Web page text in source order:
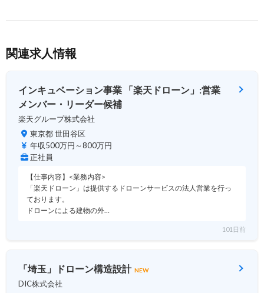
関連求人情報
インキュベーション事業 「楽天ドローン」:営業
メンバー・リーダー候補
楽天グループ株式会社
東京都 世田谷区
年収500万円～800万円
正社員
【仕事内容】<業務内容>
「楽天ドローン」は提供するドローンサービスの法人営業を行っ
ております。
ドローンによる建物の外…
101日前
「埼玉」ドローン構造設計 NEW
DIC株式会社